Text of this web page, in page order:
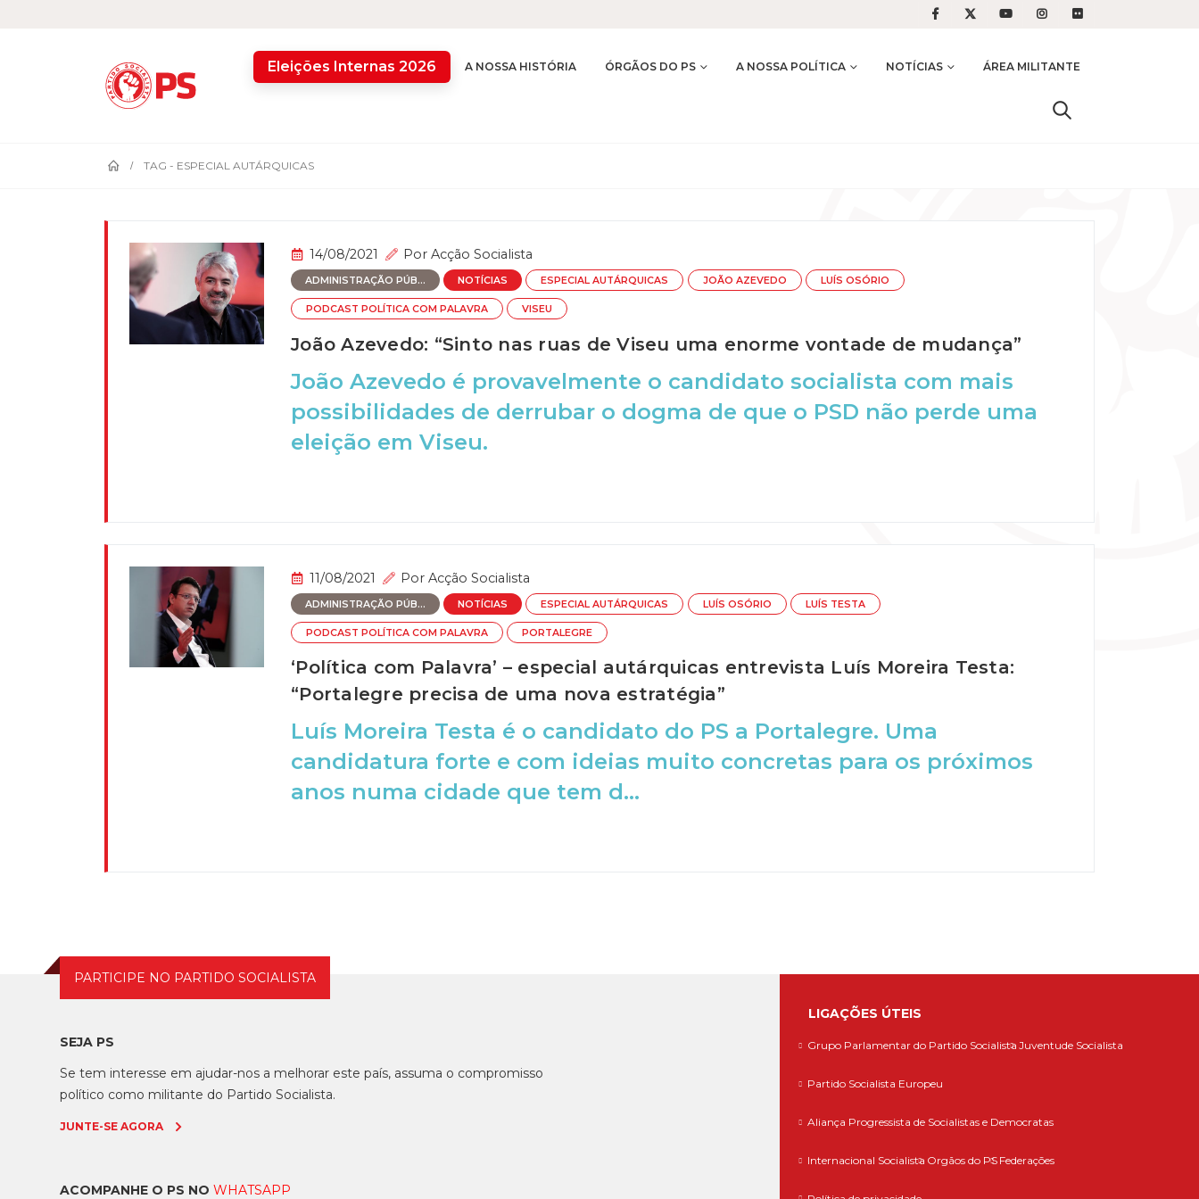
Eleições Internas 2026 A NOSSA HISTÓRIA ÓRGÃOS DO PS A NOSSA POLÍTICA NOTÍCIAS ÁREA MILITANTE
TAG - ESPECIAL AUTÁRQUICAS
14/08/2021 Por Acção Socialista
ADMINISTRAÇÃO PÚB... NOTÍCIAS ESPECIAL AUTÁRQUICAS JOÃO AZEVEDO LUÍS OSÓRIO
PODCAST POLÍTICA COM PALAVRA VISEU
João Azevedo: “Sinto nas ruas de Viseu uma enorme vontade de mudança”
João Azevedo é provavelmente o candidato socialista com mais
possibilidades de derrubar o dogma de que o PSD não perde uma
eleição em Viseu.
11/08/2021 Por Acção Socialista
ADMINISTRAÇÃO PÚB... NOTÍCIAS ESPECIAL AUTÁRQUICAS LUÍS OSÓRIO LUÍS TESTA
PODCAST POLÍTICA COM PALAVRA PORTALEGRE
‘Política com Palavra’ – especial autárquicas entrevista Luís Moreira Testa:
“Portalegre precisa de uma nova estratégia”
Luís Moreira Testa é o candidato do PS a Portalegre. Uma
candidatura forte e com ideias muito concretas para os próximos
anos numa cidade que tem d...
PARTICIPE NO PARTIDO SOCIALISTA
SEJA PS
Se tem interesse em ajudar-nos a melhorar este país, assuma o compromisso
político como militante do Partido Socialista.
JUNTE-SE AGORA
ACOMPANHE O PS NOWHATSAPP
LIGAÇÕES ÚTEIS
Grupo Parlamentar do Partido Socialista Juventude Socialista
Partido Socialista Europeu
Aliança Progressista de Socialistas e Democratas
Internacional Socialista Orgãos do PS Federações